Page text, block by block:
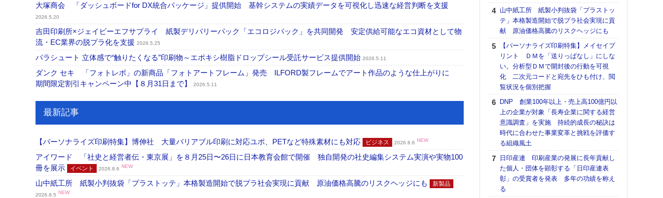
大塚商会 「ダッシュボードfor DX統合パッケージ」提供開始 基幹システムの実績データを可視化し迅速な経営判断を支援
2026.5.20
吉田印刷所×ジェイビーエフサプライ 紙製デリバリーパック「エコロジパック」を共同開発 安定供給可能なエコ資材として物
流・EC業界の脱プラ化を支援 2026.5.25
パラシュート ⽴体感で“触りたくなる”印刷物～エポキシ樹脂ドロップシール受託サービス提供開始 2026.5.11
ダンク セキ 「フォトレボ」の新商品「フォトアートフレーム」発売 ILFORD製フレームでアート作品のような仕上がりに
期間限定割引キャンペーン中【８月31日まで】
2026.5.11
最新記事
【パーソナライズ印刷特集】博伸社 大量バリアブル印刷に対応ユポ、PETなど特殊素材にも対応 ビジネス 2026.8.6 NEW
アイワード 「社史と経営者伝・東京展」を８月25日〜26日に日本教育会館で開催 独自開発の社史編集システム実演や実物100
冊を展示
イベント 2026.8.6 NEW
山中紙工所 紙製小判抜袋「プラストッテ」本格製造開始で脱プラ社会実現に貢献 原油価格高騰のリスクヘッジにも 新製品
2026.8.5 NEW
山中紙工所 紙製小判抜袋「プラストッ
テ」本格製造開始で脱プラ社会実現に貢
献 原油価格高騰のリスクヘッジにも
【パーソナライズ印刷特集】メイセイプ
リント ＤＭを「送りっぱなし」にしな
い。分析型ＤＭで開封後の行動を可視
化 二次元コードと宛先をひも付け、閲
覧状況を個別把握
DNP 創業100年以上・売上高100億円以
上の企業が対象「長寿企業に関する経営
意識調査」を実施 持続的成長の秘訣は
時代に合わせた事業変革と挑戦を評価す
る組織風土
日印産連 印刷産業の発展に長年貢献し
た個人・団体を顕彰する「日印産連表
彰」の受賞者を発表 多年の功績を称え
る